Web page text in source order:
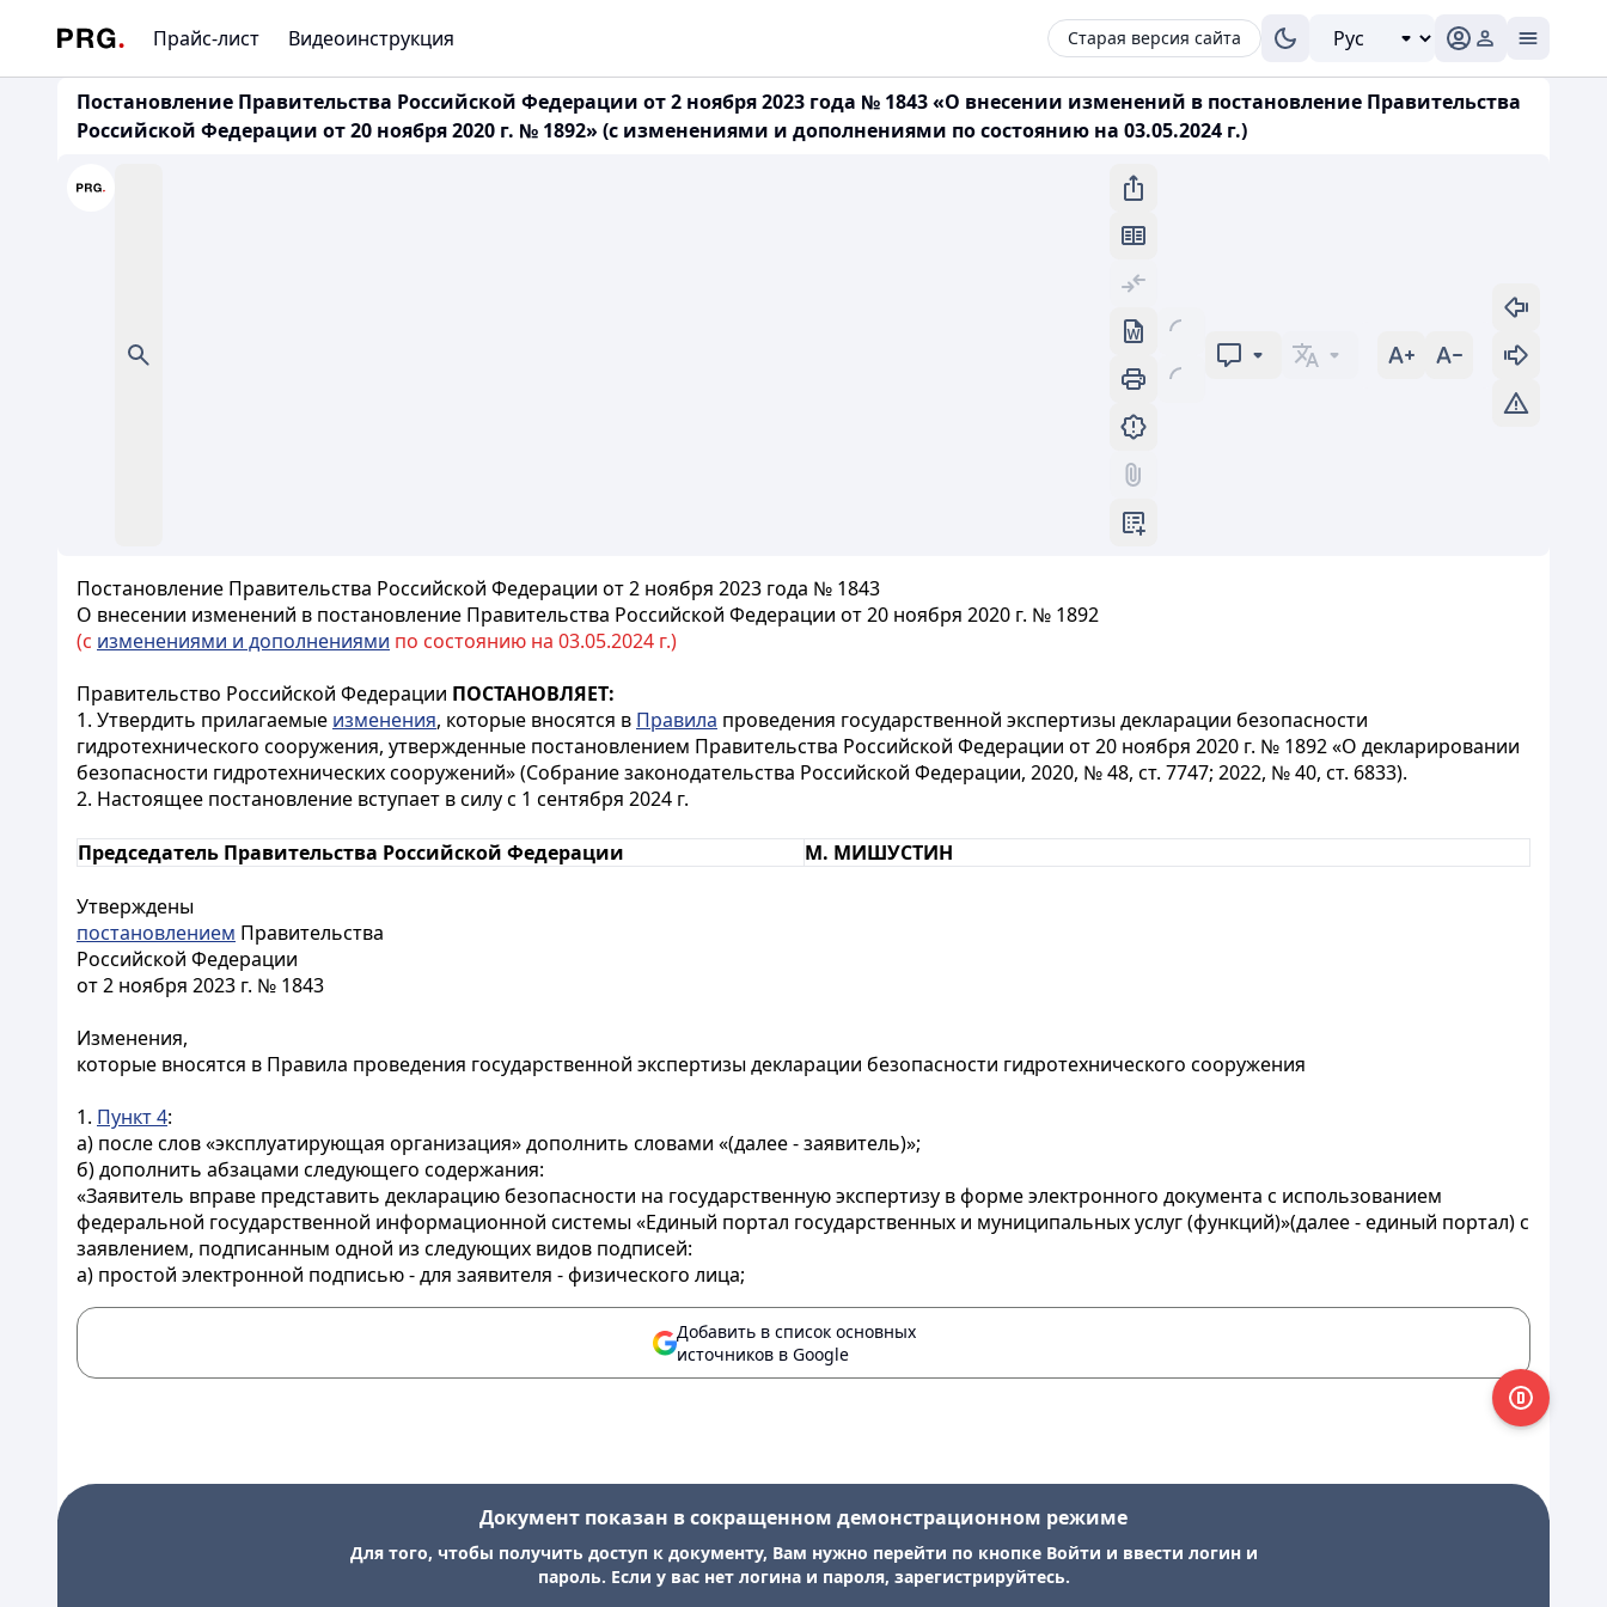
Прайс-лист Видеоинструкция Старая версия сайта
Постановление Правительства Российской Федерации от 2 ноября 2023 года № 1843 «О внесении изменений в постановление Правительства
Российской Федерации от 20 ноября 2020 г. № 1892» (с изменениями и дополнениями по состоянию на 03.05.2024 г.)
Постановление Правительства Российской Федерации от 2 ноября 2023 года № 1843
О внесении изменений в постановление Правительства Российской Федерации от 20 ноября 2020 г. № 1892
(с изменениями и дополнениями по состоянию на 03.05.2024 г.)
Правительство Российской Федерации ПОСТАНОВЛЯЕТ:
1. Утвердить прилагаемые изменения, которые вносятся в Правила проведения государственной экспертизы декларации безопасности
гидротехнического сооружения, утвержденные постановлением Правительства Российской Федерации от 20 ноября 2020 г. № 1892 «О декларировании
безопасности гидротехнических сооружений» (Собрание законодательства Российской Федерации, 2020, № 48, ст. 7747; 2022, № 40, ст. 6833).
2. Настоящее постановление вступает в силу с 1 сентября 2024 г.
Председатель Правительства Российской Федерации М. МИШУСТИН
Утверждены
постановлением Правительства
Российской Федерации
от 2 ноября 2023 г. № 1843
Изменения,
которые вносятся в Правила проведения государственной экспертизы декларации безопасности гидротехнического сооружения
1. Пункт 4:
а) после слов «эксплуатирующая организация» дополнить словами «(далее - заявитель)»;
б) дополнить абзацами следующего содержания:
«Заявитель вправе представить декларацию безопасности на государственную экспертизу в форме электронного документа с использованием
федеральной государственной информационной системы «Единый портал государственных и муниципальных услуг (функций)»(далее - единый портал) с
заявлением, подписанным одной из следующих видов подписей:
а) простой электронной подписью - для заявителя - физического лица;
Добавить в список основных
источников в Google
Документ показан в сокращенном демонстрационном режиме
Для того, чтобы получить доступ к документу, Вам нужно перейти по кнопке Войти и ввести логин и
пароль. Если у вас нет логина и пароля, зарегистрируйтесь.